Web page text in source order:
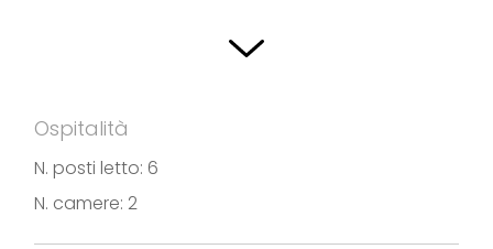
Ospitalità
N. posti letto: 6
N. camere: 2